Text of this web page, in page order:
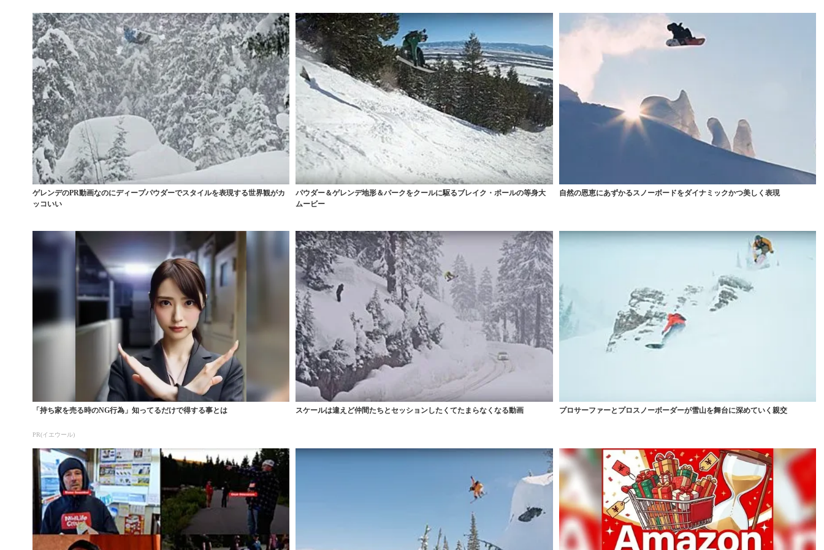
ゲレンデのPR動画なのにディープパウダーでスタイルを表現する世界観がカ
ッコいい
パウダー＆ゲレンデ地形＆パークをクールに駆るブレイク・ポールの等身大
ムービー
自然の恩恵にあずかるスノーボードをダイナミックかつ美しく表現
「持ち家を売る時のNG行為」知ってるだけで得する事とは
PR(イエウール)
スケールは違えど仲間たちとセッションしたくてたまらなくなる動画 プロサーファーとプロスノーボーダーが雪山を舞台に深めていく親交